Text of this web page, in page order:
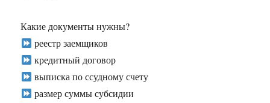
Какие документы нужны?
реестр заемщиков
кредитный договор
выписка по ссудному счету
размер суммы субсидии